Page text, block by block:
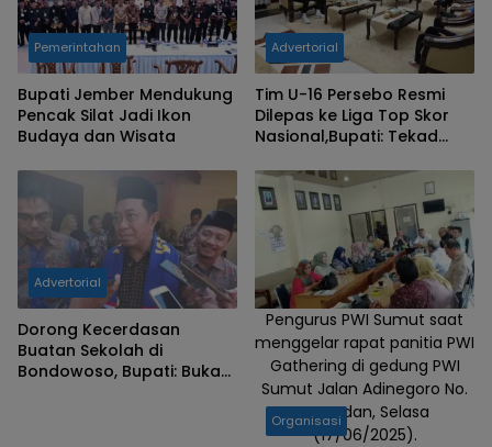
Pemerintahan
Bupati Jember Mendukung
Pencak Silat Jadi Ikon
Budaya dan Wisata
Advertorial
Tim U-16 Persebo Resmi
Dilepas ke Liga Top Skor
Nasional,Bupati: Tekad
Advertorial
Dorong Kecerdasan
Buatan Sekolah di
Bondowoso, Bupati: Bukan
Pengurus PWI Sumut saat
menggelar rapat panitia PWI
Gathering di gedung PWI
Sumut Jalan Adinegoro No.
4 Medan, Selasa
(17/06/2025).
Organisasi